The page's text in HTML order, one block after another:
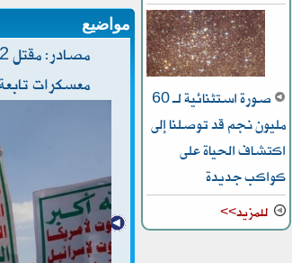
صورة استثنائية لـ 60
مليون نجم قد توصلنا إلى
اكتشاف الحياة على
كواكب جديدة
للمزيد>>
مواضيع
معسكرات